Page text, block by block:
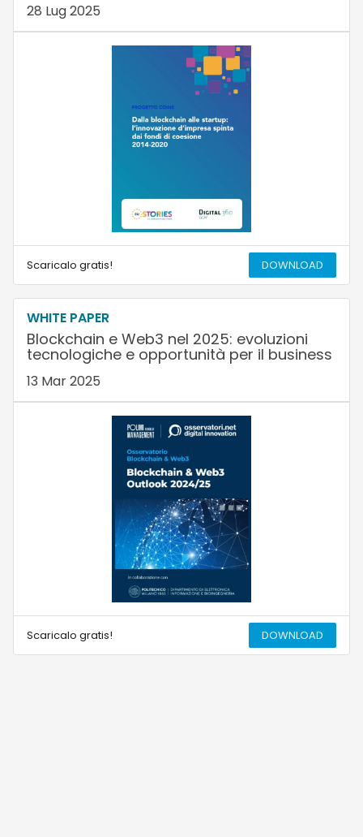
28 Lug 2025
Scaricalo gratis! DOWNLOAD
WHITE PAPER
Blockchain e Web3 nel 2025: evoluzioni
tecnologiche e opportunità per il business
13 Mar 2025
Scaricalo gratis! DOWNLOAD